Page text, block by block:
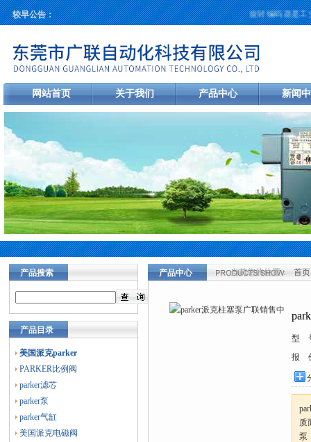
较早公告： 旋转编码器是工业
网站首页 关于我们 产品中心 新闻
产品搜索
产品目录
美国派克parker
PARKER比例阀
parker滤芯
parker泵
parker气缸
美国派克电磁阀
产品中心 当前您的位置： 首页
型
报
质
泵